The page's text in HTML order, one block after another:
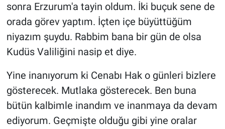
sonra Erzurum'a tayin oldum. İki buçuk sene de
orada görev yaptım. İçten içe büyüttüğüm
niyazım şuydu. Rabbim bana bir gün de olsa
Kudüs Valiliğini nasip et diye.
Yine inanıyorum ki Cenabı Hak o günleri bizlere
gösterecek. Mutlaka gösterecek. Ben buna
bütün kalbimle inandım ve inanmaya da devam
ediyorum. Geçmişte olduğu gibi yine oralar